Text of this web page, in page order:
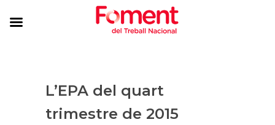
L’EPA del quart
trimestre de 2015